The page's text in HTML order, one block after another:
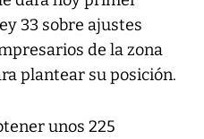
33 sobre ajustes
de la zona
plantear su posición.
unos 225